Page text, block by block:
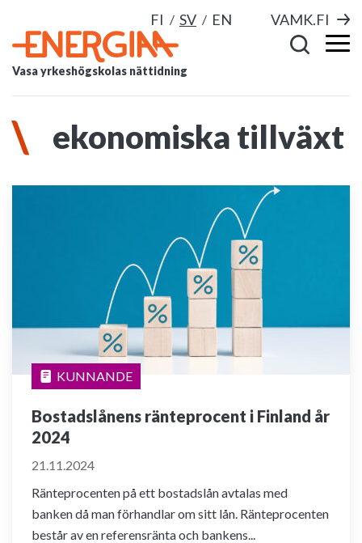
FI SV EN VAMK.FI
Vasa yrkeshögskolas nättidning
ekonomiska tillväxt
KUNNANDE
Bostadslånens ränteprocent i Finland år
2024
21.11.2024
Ränteprocenten på ett bostadslån avtalas med
banken då man förhandlar om sitt lån. Ränteprocenten
består av en referensränta och bankens...